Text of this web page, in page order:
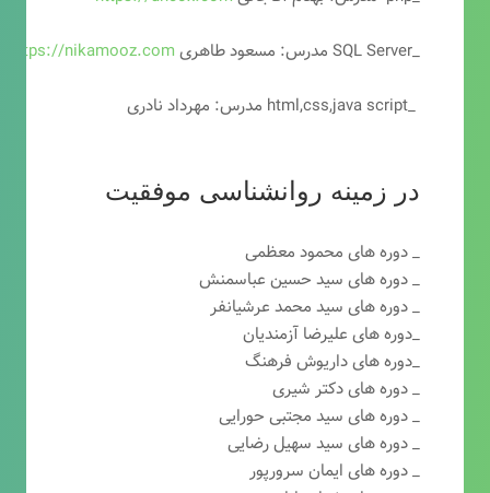
_SQL Server مدرس: مسعود طاهری
https://nikamooz.com
_html,css,java script مدرس: مهرداد نادری
در زمینه روانشناسی موفقیت
_ دوره های محمود معظمی
_ دوره های سید حسین عباسمنش
_ دوره های سید محمد عرشیانفر
_دوره های علیرضا آزمندیان
_دوره های داریوش فرهنگ
_ دوره های دکتر شیری
_ دوره های سید مجتبی حورایی
_ دوره های سید سهیل رضایی
_ دوره های ایمان سرورپور